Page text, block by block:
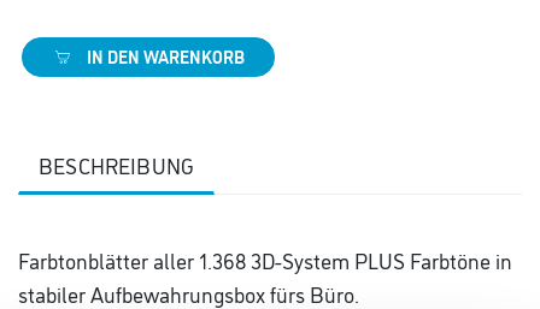
IN DEN WARENKORB
BESCHREIBUNG
Farbtonblätter aller 1.368 3D-System PLUS Farbtöne in
stabiler Aufbewahrungsbox fürs Büro.